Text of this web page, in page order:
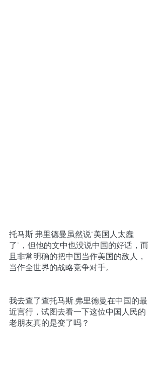
托马斯.弗里德曼虽然说“美国人太蠢
了”，但他的文中也没说中国的好话，而
且非常明确的把中国当作美国的敌人，
当作全世界的战略竞争对手。
我去查了查托马斯.弗里德曼在中国的最
近言行，试图去看一下这位中国人民的
老朋友真的是变了吗？